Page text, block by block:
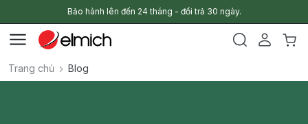
Bảo hành lên đến 24 tháng - đổi trả 30 ngày.
Trang chủ Blog